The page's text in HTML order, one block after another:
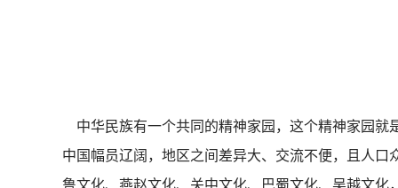
中华民族有一个共同的精神家园，这个精神家园就
中国幅员辽阔，地区之间差异大、交流不便，且人
鲁文化、燕赵文化、关中文化、巴蜀文化、吴越文